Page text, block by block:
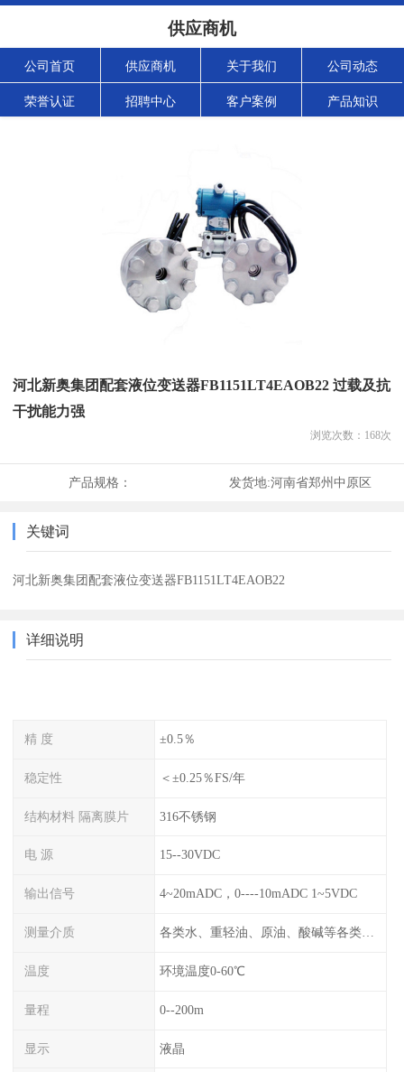
供应商机
公司首页 供应商机 关于我们 公司动态
荣誉认证 招聘中心 客户案例 产品知识
河北新奥集团配套液位变送器FB1151LT4EAOB22 过载及抗
干扰能力强
浏览次数： 168次
产品规格： 发货地:河南省郑州中原区
关键词
河北新奥集团配套液位变送器FB1151LT4EAOB22
详细说明
精 度 ±0.5％
稳定性 ＜±0.25％FS/年
结构材料 隔离膜片 316不锈钢
电 源 15--30VDC
输出信号 4~20mADC，0----10mADC 1~5VDC
测量介质 各类水、重轻油、原油、酸碱等各类腐蚀液
温度 环境温度0-60℃
量程 0--200m
显示 液晶